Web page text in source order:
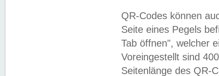
QR-Codes können
Seite eines Pegels
Tab öffnen", welcher
Voreingestellt sind
Seitenlänge des QR-